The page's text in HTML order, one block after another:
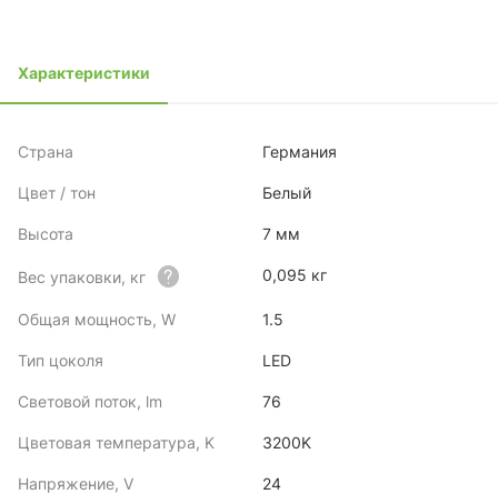
Характеристики
Страна Германия
Цвет / тон Белый
Высота 7 мм
Вес упаковки, кг 0,095 кг
Общая мощность, W 1.5
Тип цоколя LED
Световой поток, lm 76
Цветовая температура, K 3200K
Напряжение, V 24